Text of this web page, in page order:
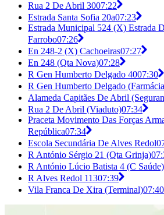
Rua 2 De Abril 3007:22
Estrada Santa Sofia 20a07:23
Estrada Municipal 524 (X) Estrada
Farrobo07:26
En 248-2 (X) Cachoeiras07:27
En 248 (Qta Nova)07:28
R Gen Humberto Delgado 4007:30
R Gen Humberto Delgado
Alameda Capitães De Abril
Rua 2 De Abril (Viaduto)07:34
Praceta Movimento Das Forças
República07:34
Escola Secundária De Alves Redol
R António Sérgio 21 (Qta Grinja)
R António Lúcio Batista 4 (C Saúde)
R Alves Redol 11307:39
Vila Franca De Xira (Terminal)07:40